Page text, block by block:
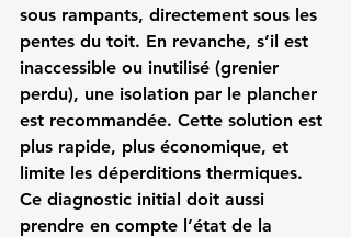
sous rampants, directement sous les
pentes du toit. En revanche, s’il est
inaccessible ou inutilisé (grenier
perdu), une isolation par le plancher
est recommandée. Cette solution est
plus rapide, plus économique, et
limite les déperditions thermiques.
Ce diagnostic initial doit aussi
prendre en compte l’état de la